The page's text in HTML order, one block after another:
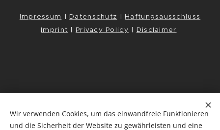
Impressum |Datenschutz |Haftungsausschluss
Imprint | Privacy Policy | Disclaimer
Wir verwenden Cookies, um das einwandfreie Funktionieren
und die Sicherheit der Website zu gewährleisten und eine